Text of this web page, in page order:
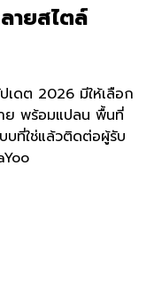
ายสไตล์
เดต 2026 มีให้เลือก
ย พร้อมแปลน พื้นที่
บที่ใช่แล้วติดต่อผู้รับ